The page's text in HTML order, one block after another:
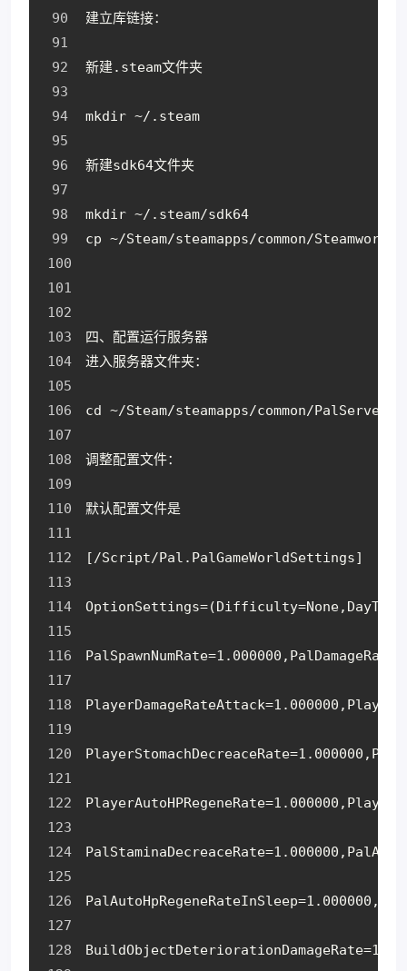
建立库链接：
新建.steam文件夹
mkdir ~/.steam
新建sdk64文件夹
mkdir ~/.steam/sdk64
cp ~/Steam/steamapps/common/
四、配置运行服务器
进入服务器文件夹：
cd ~/Steam/steamapps/common/PalServer
调整配置文件：
默认配置文件是
[/Script/Pal.PalGameWorldSettings]